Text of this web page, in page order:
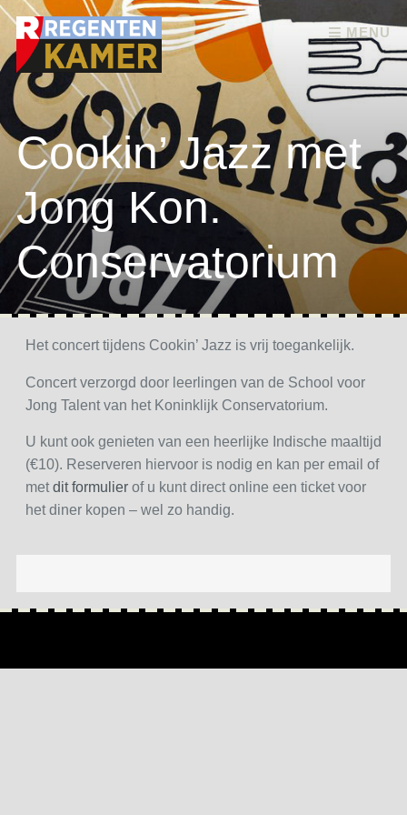
MENU
Skip to content
Cookin’ Jazz met
Jong Kon.
Conservatorium
Het concert tijdens Cookin’ Jazz is vrij toegankelijk.
Concert verzorgd door leerlingen van de School voor
Jong Talent van het Koninklijk Conservatorium.
U kunt ook genieten van een heerlijke Indische maaltijd
(€10). Reserveren hiervoor is nodig en kan per email of
met dit formulierof u kunt direct online een ticket voor
het diner kopen – wel zo handig.